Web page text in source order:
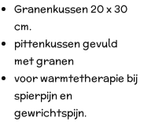
Granenkussen 20 x 30
cm.
pittenkussen gevuld
met granen
voor warmtetherapie bij
spierpijn en
gewrichtspijn.